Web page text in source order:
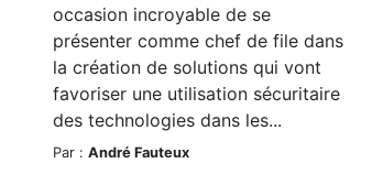
occasion incroyable de se
présenter comme chef de file dans
la création de solutions qui vont
favoriser une utilisation sécuritaire
des technologies dans les...
Par : André Fauteux